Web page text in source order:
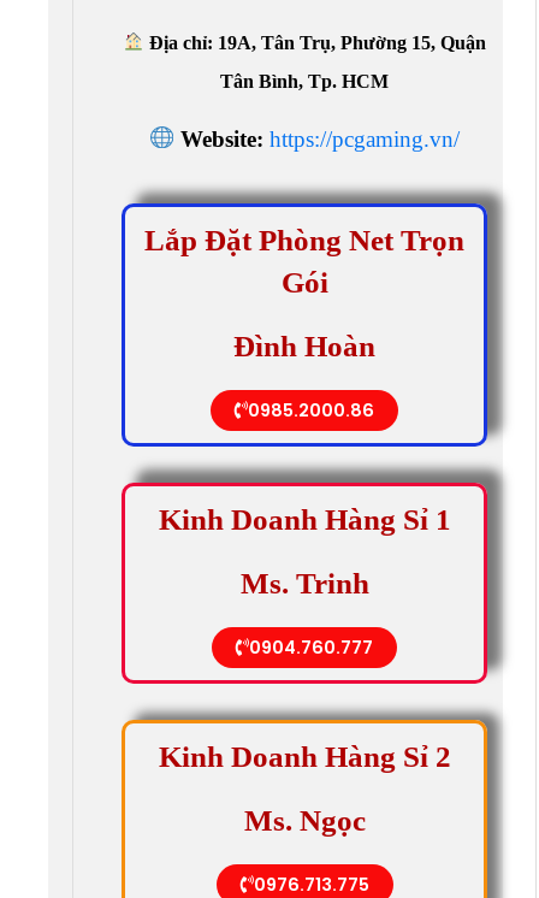
Địa chỉ: 19A, Tân Trụ, Phường 15, Quận
Tân Bình, Tp. HCM
Website: https://pcgaming.vn/
Lắp Đặt Phòng Net Trọn
Gói
Đình Hoàn
0985.2000.86
Kinh Doanh Hàng Sỉ 1
Ms. Trinh
0904.760.777
Kinh Doanh Hàng Sỉ 2
Ms. Ngọc
0976.713.775